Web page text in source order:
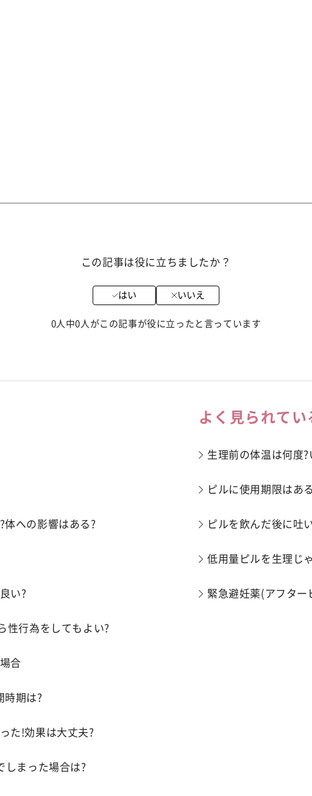
この記事は役に立ちましたか？
はい いいえ
0人中0人がこの記事が役に立ったと言っています
への影響はある?
い?
性行為をしてもよい?
合
時期は?
た!効果は大丈夫?
しまった場合は?
よく見られてい
生理前の体温は何度
ピルに使用期限はあ
ピルを飲んだ後に吐
低用量ピルを生理じ
緊急避妊薬(アフタ